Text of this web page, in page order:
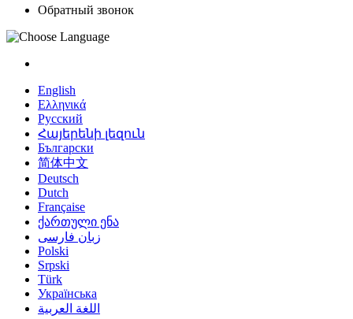
Обратный звонок
English
Ελληνικά
Русский
Հայերենի լեզուն
Български
简体中文
Deutsch
Dutch
Française
ქართული ენა
زبان فارسی
Polski
Srpski
Türk
Українська
اللغة العربية